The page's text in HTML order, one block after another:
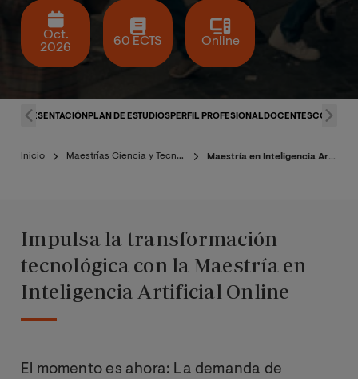
Oct.
2026
60 ECTS Online
PRESENTACIÓN PLAN DE ESTUDIOSPERFIL PROFESIONAL DOCENTES
Inicio Maestrías Ciencia y Tecnología Maestría en Inteligencia Artificial
Impulsa la transformación
tecnológica con la Maestría en
Inteligencia Artificial Online
El momento es ahora: La demanda de